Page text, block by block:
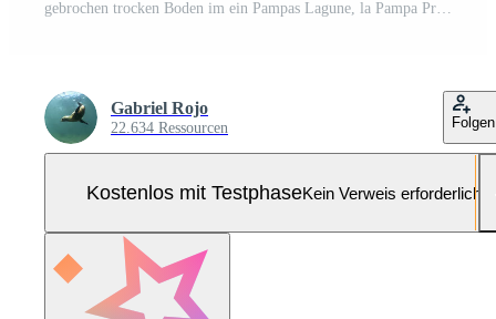
gebrochen trocken Boden im ein Pampas Lagune, la Pampa Provinz, Patagonien, Argentinien. Pro Foto
Gabriel Rojo
22.634 Ressourcen Folgen
Kostenlos mit TestphaseKein Verweis erforderlich